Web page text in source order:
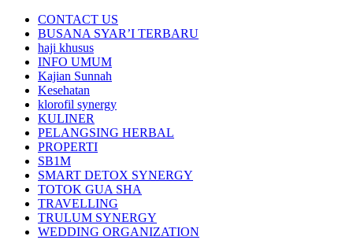
CONTACT US
BUSANA SYAR’I TERBARU
haji khusus
INFO UMUM
Kajian Sunnah
Kesehatan
klorofil synergy
KULINER
PELANGSING HERBAL
PROPERTI
SB1M
SMART DETOX SYNERGY
TOTOK GUA SHA
TRAVELLING
TRULUM SYNERGY
WEDDING ORGANIZATION